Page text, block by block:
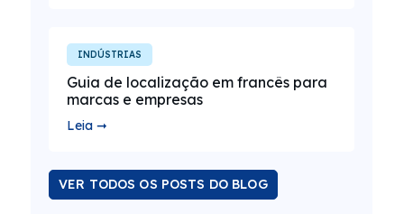
INDÚSTRIAS
Guia de localização em francês para
marcas e empresas
Leia ➞
VER TODOS OS POSTS DO BLOG